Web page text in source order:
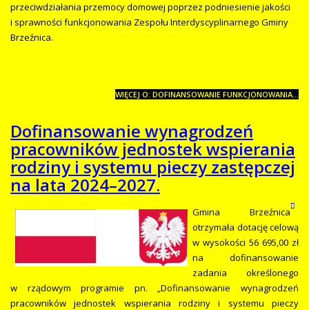
przeciwdziałania przemocy domowej poprzez podniesienie jakości
i sprawności funkcjonowania Zespołu Interdyscyplinarnego Gminy
Brzeźnica.
WIĘCEJ O: DOFINANSOWANIE FUNKCJONOWANIA...
Dofinansowanie wynagrodzeń
pracowników jednostek wspierania
rodziny i systemu pieczy zastępczej
na lata 2024–2027.
Gmina Brzeźnica
otrzymała dotację celową
w wysokości 56 695,00 zł
na dofinansowanie
zadania określonego
w rządowym programie pn. „Dofinansowanie wynagrodzeń
pracowników jednostek wspierania rodziny i systemu pieczy